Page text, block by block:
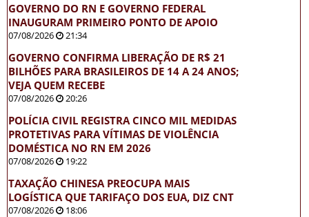
GOVERNO DO RN E GOVERNO FEDERAL
INAUGURAM PRIMEIRO PONTO DE APOIO
07/08/2026 21:34
GOVERNO CONFIRMA LIBERAÇÃO DE R$ 21
BILHÕES PARA BRASILEIROS DE 14 A 24 ANOS;
VEJA QUEM RECEBE
07/08/2026 20:26
POLÍCIA CIVIL REGISTRA CINCO MIL MEDIDAS
PROTETIVAS PARA VÍTIMAS DE VIOLÊNCIA
DOMÉSTICA NO RN EM 2026
07/08/2026 19:22
TAXAÇÃO CHINESA PREOCUPA MAIS
LOGÍSTICA QUE TARIFAÇO DOS EUA, DIZ CNT
07/08/2026 18:06